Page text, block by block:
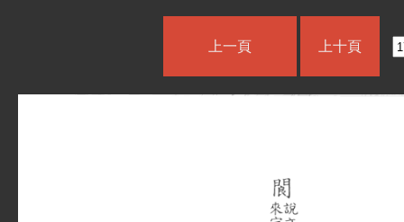
上一頁 上十頁